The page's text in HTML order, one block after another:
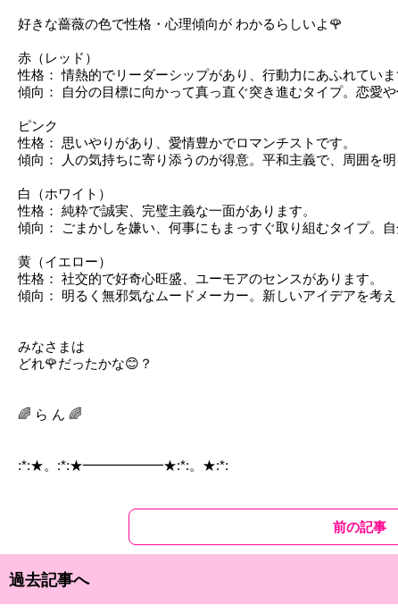
好きな薔薇の色で性格・心理傾向が わかるらしいよ🌹
赤（レッド）
性格： 情熱的でリーダーシップがあり、行動力にあふれていま
傾向： 自分の目標に向かって真っ直ぐ突き進むタイプ。恋愛
ピンク
性格： 思いやりがあり、愛情豊かでロマンチストです。
傾向： 人の気持ちに寄り添うのが得意。平和主義で、周囲を
白（ホワイト）
性格： 純粋で誠実、完璧主義な一面があります。
傾向： ごまかしを嫌い、何事にもまっすぐ取り組むタイプ。
黄（イエロー）
性格： 社交的で好奇心旺盛、ユーモアのセンスがあります。
傾向： 明るく無邪気なムードメーカー。新しいアイデアを考
みなさまは
どれ🌹だったかな😊？
🌈 ら ん 🌈
:*:★。:*:★━━━━━━★:*:。★:*:
前の記事
過去記事へ